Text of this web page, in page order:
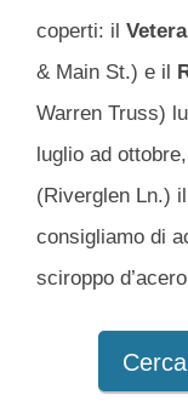
coperti: il
& Main St.) e il
Warren Truss)
luglio ad
(Riverglen Ln.)
consigliamo di
sciroppo